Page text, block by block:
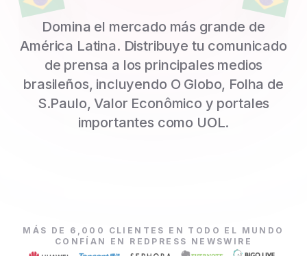
Domina el mercado más grande de
América Latina. Distribuye tu comunicado
de prensa a los principales medios
brasileños, incluyendo O Globo, Folha de
S.Paulo, Valor Econômico y portales
importantes como UOL.
MÁS DE 6,000 CLIENTES EN TODO EL MUNDO
CONFÍAN EN REDPRESS NEWSWIRE